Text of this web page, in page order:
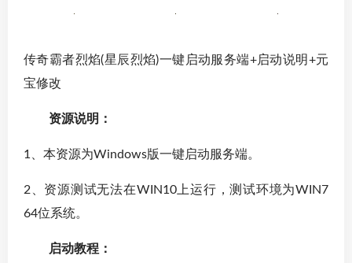
传奇霸者烈焰(星辰烈焰)一键启动服务端+启动说明+元
宝修改
资源说明：
1、本资源为Windows版一键启动服务端。
2、资源测试无法在WIN10上运行，测试环境为WIN7
64位系统。
启动教程：